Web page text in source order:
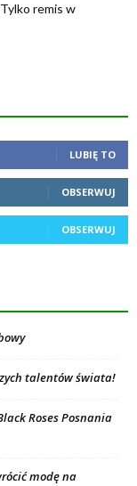
remis w
LUBIĘ TO
OBSERWUJ
OBSERWUJ
talentów świata!
Roses Posnania
modę na